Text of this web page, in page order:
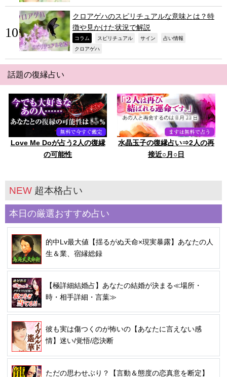
クロアゲハのスピリチュアルな意味とは？特
徴や見かけた状況で解説
コラム スピリチュアル サイン 占い情報
クロアゲハ
話題の復縁占い
Love Me Doが占う2人の復縁
の可能性
水晶玉子の復縁占い⇒2人の再
接近○月○日
NEW 超本格占い
本日の厳選おすすめ占い
的中Lv最大値【揺るがぬ天命×現実暴露】あなたの人
生＆業、宿縁総録
【極詳細結婚占】あなたの結婚が決まる≪場所・
時・相手詳細・言葉≫
彼も実は傷つくのが怖いの【あなたに言えない感
情】迷い/覚悟/恋決断
ただの思わせぶり？【言動＆態度の恋真意を断定】